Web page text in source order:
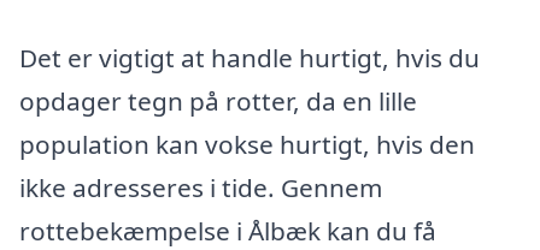
Det er vigtigt at handle hurtigt, hvis du
opdager tegn på rotter, da en lille
population kan vokse hurtigt, hvis den
ikke adresseres i tide. Gennem
rottebekæmpelse i Ålbæk kan du få